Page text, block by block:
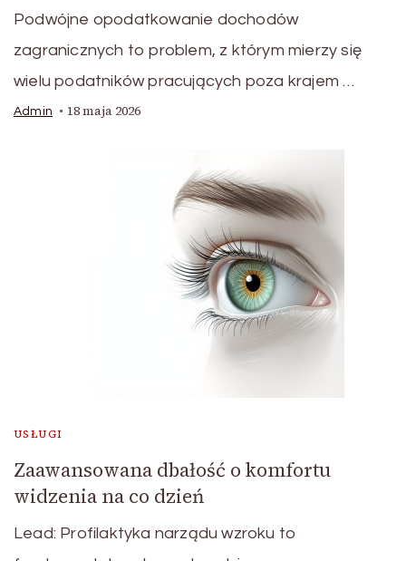
Podwójne opodatkowanie dochodów
zagranicznych to problem, z którym mierzy się
wielu podatników pracujących poza krajem …
Admin 18 maja 2026
USŁUGI
Zaawansowana dbałość o komfortu
widzenia na co dzień
Lead: Profilaktyka narządu wzroku to